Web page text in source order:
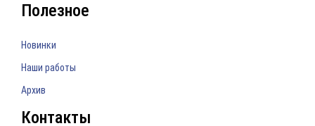
Полезное
Новинки
Наши работы
Архив
Контакты